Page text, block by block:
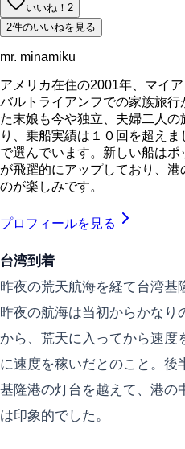
いいね！ 2
2件のいいねを見る
mr. minamiku
アメリカ在住の2001年、マイ
バルトライアンフでの家族旅
た末娘も今や独立、夫婦二人
り、乗船実績は１０回を超え
で選んでいます。新しい船は
が飛躍的にアップしており、
のが楽しみです。
プロフィールを見る
台湾到着
昨夜の荒天航海を経て台湾基
昨夜の航海は当初からかなり
から、荒天に入ってから速度
に速度を稼いだとのこと。後
基隆港の灯台を越えて、港の
は印象的でした。